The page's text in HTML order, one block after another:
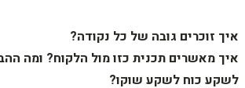
איך זוכרים גובה של כל נקודה?
איך מאשרים תכנית כזו מול הלקוח? ומה
לשקע כוח לשקע שוקו?